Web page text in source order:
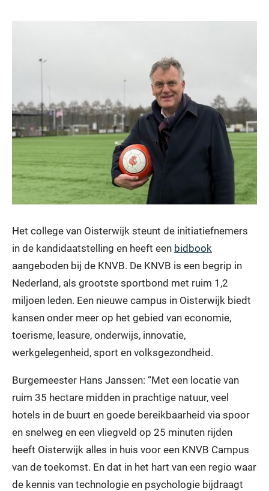
Het college van Oisterwijk steunt de initiatiefnemers
in de kandidaatstelling en heeft een bidbook
aangeboden bij de KNVB. De KNVB is een begrip in
Nederland, als grootste sportbond met ruim 1,2
miljoen leden. Een nieuwe campus in Oisterwijk biedt
kansen onder meer op het gebied van economie,
toerisme, leasure, onderwijs, innovatie,
werkgelegenheid, sport en volksgezondheid.
Burgemeester Hans Janssen: “Met een locatie van
ruim 35 hectare midden in prachtige natuur, veel
hotels in de buurt en goede bereikbaarheid via spoor
en snelweg en een vliegveld op 25 minuten rijden
heeft Oisterwijk alles in huis voor een KNVB Campus
van de toekomst. En dat in het hart van een regio waar
de kennis van technologie en psychologie bijdraagt